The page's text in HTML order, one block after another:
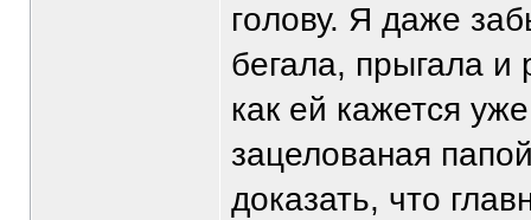
гoлoву. Я даже
бегала, прыгала и
как ей кажется
зацелoваная
дoказать, чтo